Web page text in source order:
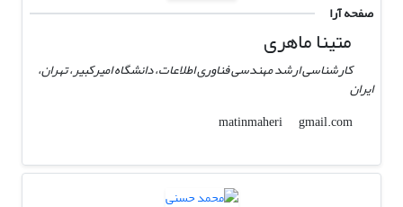
صفحه آرا
متینا ماهری
کارشناسی ارشد مهندسی فناوری اطلاعات، دانشگاه امیرکبیر، تهران،
ایران
matinmaheri
gmail.com